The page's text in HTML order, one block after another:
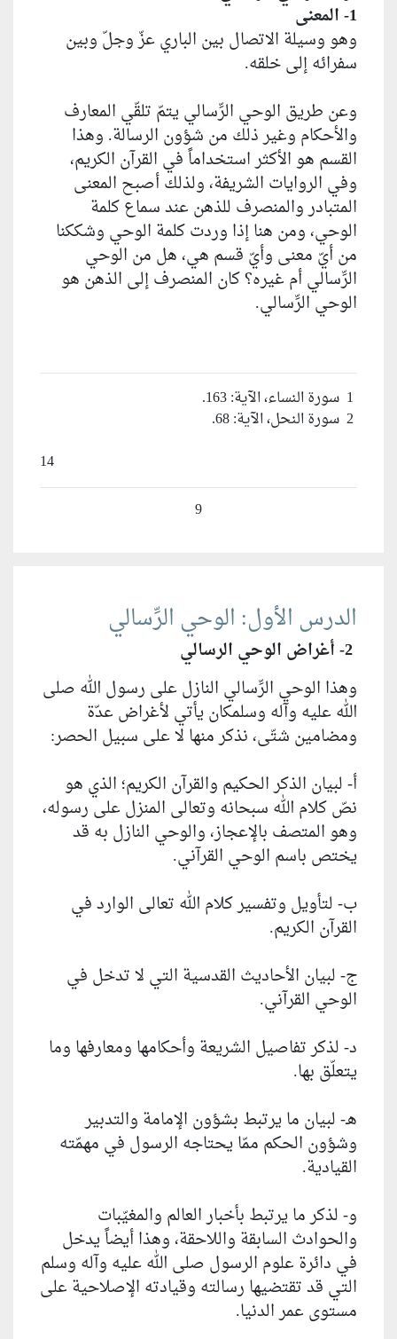
1- المعنى
وهو وسيلة الاتصال بين الباري عزّ وجلّ وبين
سفرائه إلى خلقه.
وعن طريق الوحي الرِّسالي يتمّ تلقّي المعارف
والأحكام وغير ذلك من شؤون الرسالة. وهذا
القسم هو الأكثر استخداماً في القرآن الكريم،
وفي الروايات الشريفة، ولذلك أصبح المعنى
المتبادر والمنصرف للذهن عند سماع كلمة
الوحي، ومن هنا إذا وردت كلمة الوحي وشككنا
من أيّ معنى وأيّ قسم هي، هل من الوحي
الرِّسالي أم غيره؟ كان المنصرف إلى الذهن هو
الوحي الرِّسالي.
14
9
الدرس الأول: الوحي الرِّسالي
وهذا الوحي الرِّسالي النازل على رسول الله صلى
الله عليه وآله وسلمكان يأتي لأغراض عدّة
ومضامين شتّى، نذكر منها لا على سبيل الحصر:
أ- لبيان الذكر الحكيم والقرآن الكريم؛ الذي هو
نصّ كلام الله سبحانه وتعالى المنزل على رسوله،
وهو المتصف بالإعجاز، والوحي النازل به قد
يختص باسم الوحي القرآني.
ب- لتأويل وتفسير كلام الله تعالى الوارد في
القرآن الكريم.
ج- لبيان الأحاديث القدسية التي لا تدخل في
الوحي القرآني.
د- لذكر تفاصيل الشريعة وأحكامها ومعارفها وما
يتعلّق بها.
هـ- لبيان ما يرتبط بشؤون الإمامة والتدبير
وشؤون الحكم ممّا يحتاجه الرسول في مهمّته
القيادية.
و- لذكر ما يرتبط بأخبار العالم والمغيّبات
والحوادث السابقة واللاحقة، وهذا أيضاً يدخل
في دائرة علوم الرسول صلى الله عليه وآله وسلم
التي قد تقتضيها رسالته وقيادته الإصلاحية على
مستوى عمر الدنيا.